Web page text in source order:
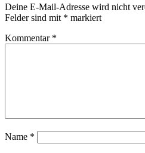
Deine E-Mail-Adresse wird nicht
Felder sind mit * markiert
Kommentar *
Name *